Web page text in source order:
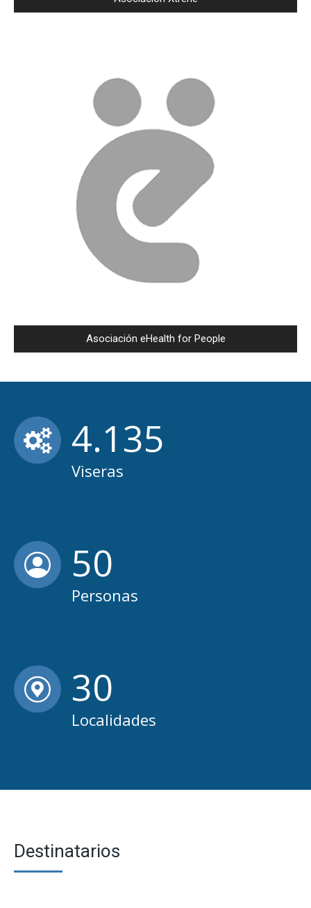
Asociación eHealth for People
4.191
Viseras
51
Personas
30
Localidades
Destinatarios